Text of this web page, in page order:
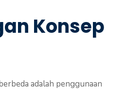
Konsep
adalah penggunaan